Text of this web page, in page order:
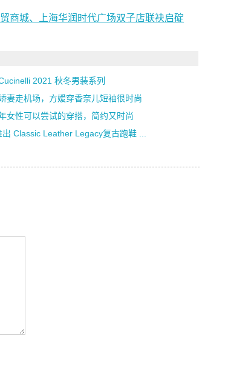
商城、上海华润时代广场双子店联袂启碇
2021 秋冬男装系列
妻走机场，方媛穿香奈儿短袖很时尚
女性可以尝试的穿搭，简约又时尚
Classic Leather Legacy复古跑鞋 ...